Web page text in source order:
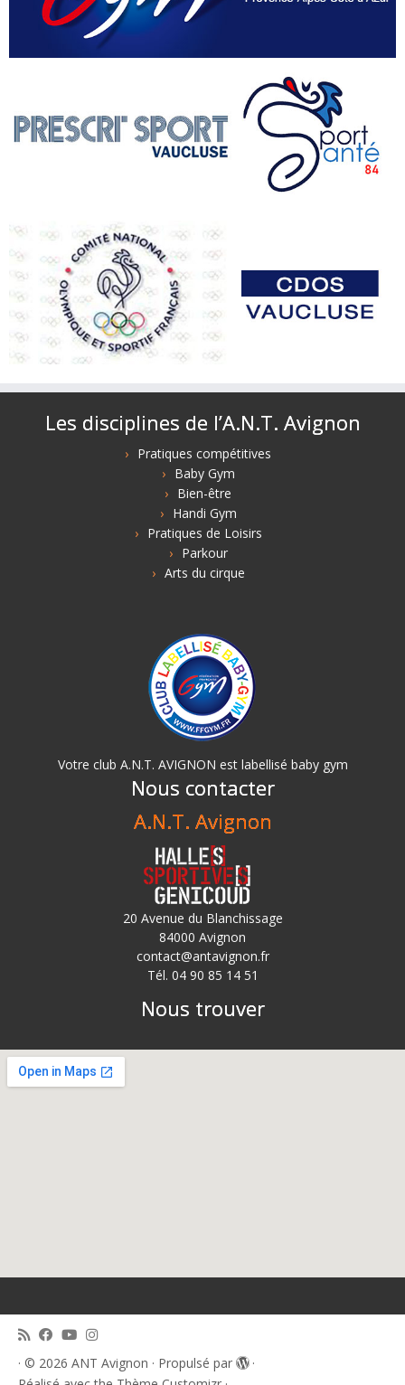
Les disciplines de l’A.N.T. Avignon
Pratiques compétitives
Baby Gym
Bien-être
Handi Gym
Pratiques de Loisirs
Parkour
Arts du cirque
Votre club A.N.T. AVIGNON est labellisé baby gym
Nous contacter
A.N.T. Avignon
20 Avenue du Blanchissage
84000 Avignon
contact@antavignon.fr
Tél. 04 90 85 14 51
Nous trouver
· © 2026 ANT Avignon · Propulsé par
·